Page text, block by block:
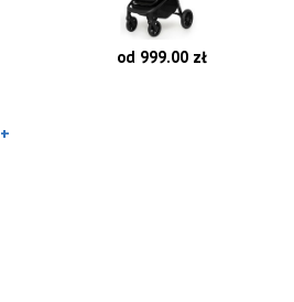
od 999.00 zł